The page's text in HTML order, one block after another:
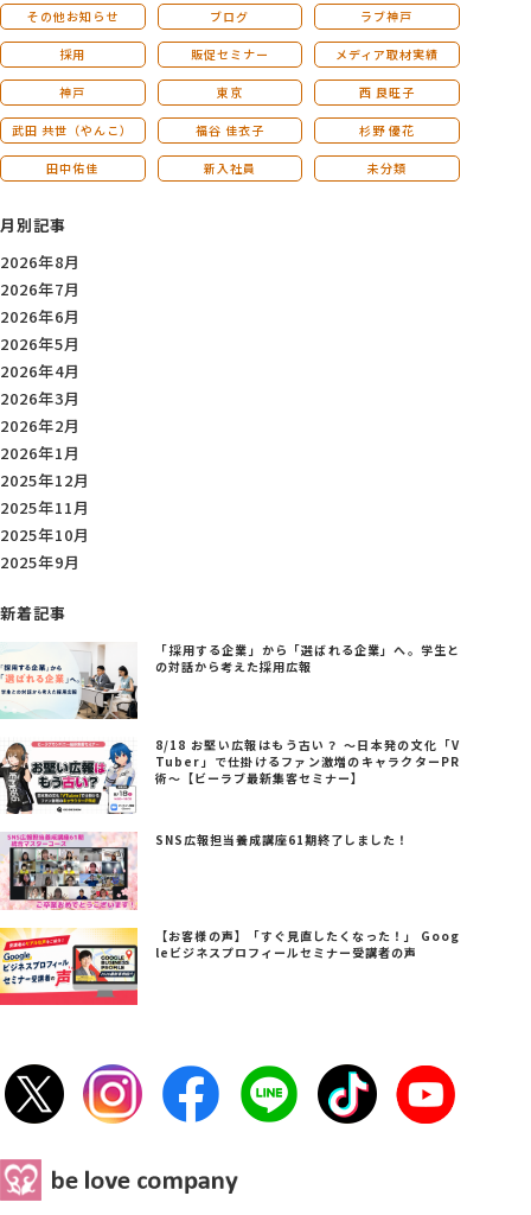
その他お知らせ ブログ ラブ神戸
採用 販促セミナー メディア取材実績
神戸 東京 西 良旺子
武田 共世（やんこ） 福谷 佳衣子 杉野 優花
田中佑佳 新入社員 未分類
月別記事
2026年8月
2026年7月
2026年6月
2026年5月
2026年4月
2026年3月
2026年2月
2026年1月
2025年12月
2025年11月
2025年10月
2025年9月
新着記事
「採用する企業」から「選ばれる企業」へ。学生と
の対話から考えた採用広報
8/18 お堅い広報はもう古い？ ～日本発の文化「V
Tuber」で仕掛けるファン激増のキャラクターPR
術～【ビーラブ最新集客セミナー】
SNS広報担当養成講座61期終了しました！
【お客様の声】「すぐ見直したくなった！」 Goog
leビジネスプロフィールセミナー受講者の声